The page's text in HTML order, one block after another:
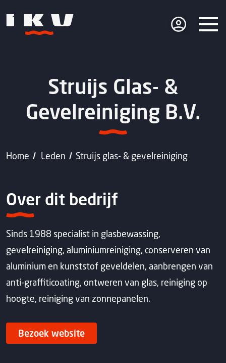
Struijs Glas- &
Gevelreiniging B.V.
Home Leden Struijs glas- & gevelreiniging
Over dit bedrijf
Sinds 1988 specialist in glasbewassing,
gevelreiniging, aluminiumreiniging, conserveren van
aluminium en kunststof geveldelen, aanbrengen van
anti-graffiticoating, ontweren van glas, reiniging op
hoogte, reiniging van zonnepanelen.
Bezoek website